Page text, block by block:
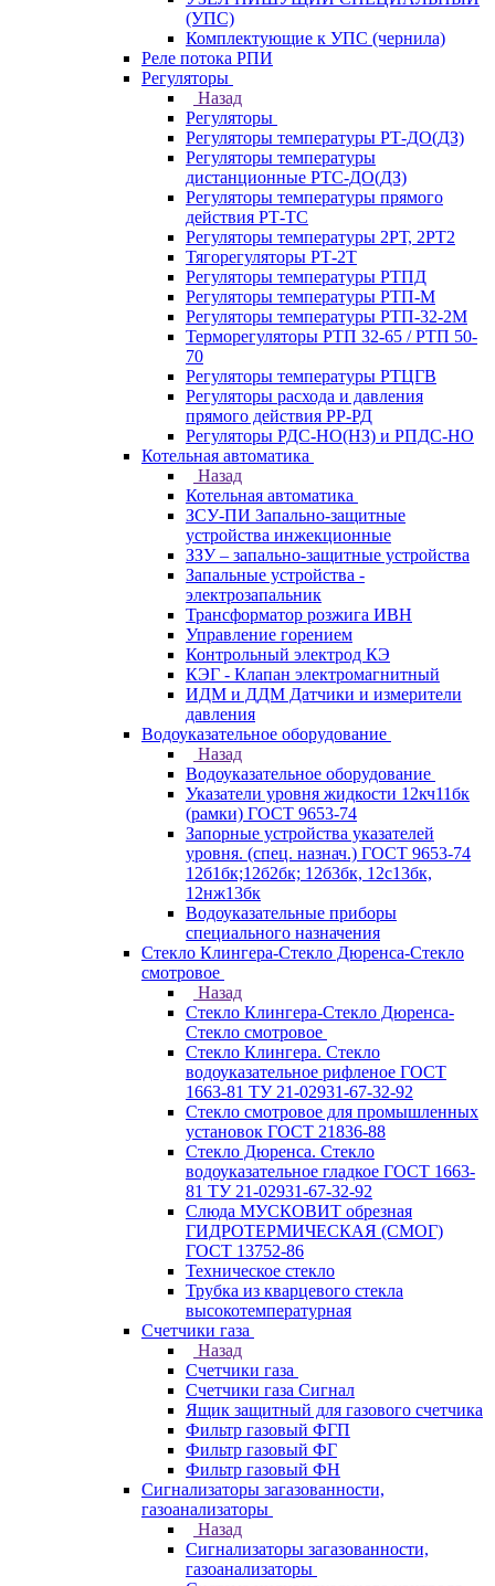
(УПС)
Комплектующие к УПС (чернила)
Реле потока РПИ
Регуляторы
Назад
Регуляторы
Регуляторы температуры РТ-ДО(ДЗ)
Регуляторы температуры
дистанционные РТС-ДО(ДЗ)
Регуляторы температуры прямого
действия РТ-ТС
Регуляторы температуры 2РТ, 2РT2
Тягорегуляторы РТ-2Т
Регуляторы температуры РТПД
Регуляторы температуры РТП-M
Регуляторы температуры РТП-32-2М
Терморегуляторы РТП 32-65 / РТП 50-
70
Регуляторы температуры РТЦГВ
Регуляторы расхода и давления
прямого действия РР-РД
Регуляторы РДС-НО(НЗ) и РПДС-НО
Котельная автоматика
Назад
Котельная автоматика
ЗСУ-ПИ Запально-защитные
устройства инжекционные
ЗЗУ – запально-защитные устройства
Запальные устройства -
электрозапальник
Трансформатор розжига ИВН
Управление горением
Контрольный электрод КЭ
КЭГ - Клапан электромагнитный
ИДМ и ДДМ Датчики и измерители
давления
Водоуказательное оборудование
Назад
Водоуказательное оборудование
Указатели уровня жидкости 12кч11бк
(рамки) ГОСТ 9653-74
Запорные устройства указателей
уровня. (спец. назнач.) ГОСТ 9653-74
12б1бк;12б2бк; 12б3бк, 12с13бк,
12нж13бк
Водоуказательные приборы
специального назначения
Стекло Клингера-Стекло Дюренса-Стекло
смотровое
Назад
Стекло Клингера-Стекло Дюренса-
Стекло смотровое
Стекло Клингера. Стекло
водоуказательное рифленое ГОСТ
1663-81 ТУ 21-02931-67-32-92
Стекло смотровое для промышленных
установок ГОСТ 21836-88
Стекло Дюренса. Стекло
водоуказательное гладкое ГОСТ 1663-
81 ТУ 21-02931-67-32-92
Слюда МУСКОВИТ обрезная
ГИДРОТЕРМИЧЕСКАЯ (СМОГ)
ГОСТ 13752-86
Техническое стекло
Трубка из кварцевого стекла
высокотемпературная
Счетчики газа
Назад
Счетчики газа
Счетчики газа Сигнал
Ящик защитный для газового счетчика
Фильтр газовый ФГП
Фильтр газовый ФГ
Фильтр газовый ФН
Сигнализаторы загазованности,
газоанализаторы
Назад
Сигнализаторы загазованности,
газоанализаторы